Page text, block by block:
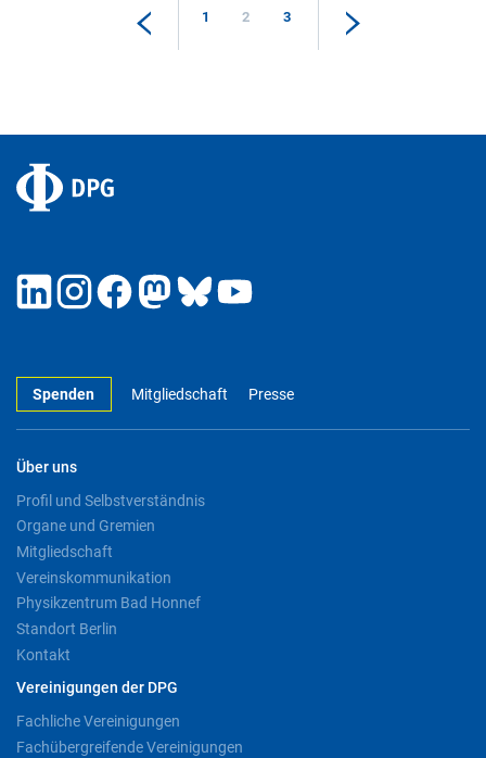
1 2 3
Spenden Mitgliedschaft Presse
Über uns
Profil und Selbstverständnis
Organe und Gremien
Mitgliedschaft
Vereinskommunikation
Physikzentrum Bad Honnef
Standort Berlin
Kontakt
Vereinigungen der DPG
Fachliche Vereinigungen
Fachübergreifende Vereinigungen